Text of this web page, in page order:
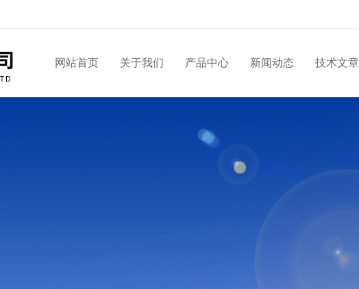
网站首页 关于我们 产品中心 新闻动态 技术文章